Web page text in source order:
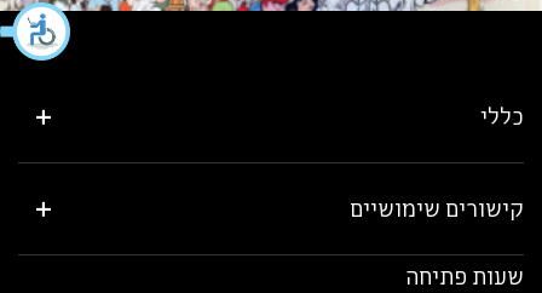
כללי
קישורים שימושיים
שעות פתיחה